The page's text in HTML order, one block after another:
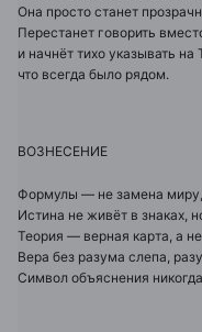
Она просто станет
Перестанет говорить
и начнёт тихо указывать на
что всегда было рядом.
ВОЗНЕСЕНИЕ
Формулы — не замена миру,
Истина не живёт в знаках,
Теория — верная карта, а
Вера без разума слепа,
Символ объяснения